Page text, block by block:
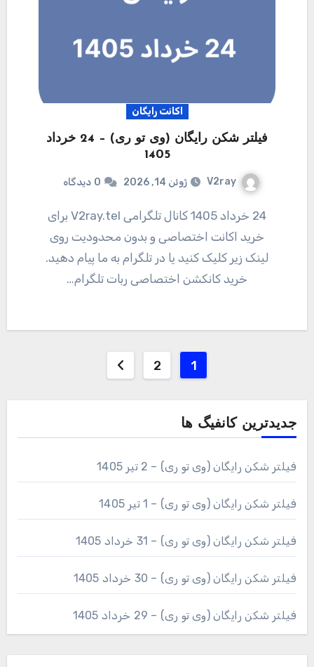
اکانت رایگان
فیلتر شکن رایگان (وی تو ری) – 24 خرداد
1405
V2ray ژوئن 14, 2026 0 دیدگاه
24 خرداد 1405 کانال تلگرامی V2ray.tel برای
خرید اکانت اختصاصی و بدون محدودیت روی
لینک زیر کلیک کنید یا در تلگرام به ما پیام دهید.
خرید کانکشن اختصاصی ربات تلگرام…
1
2
جدیدترین کانفیگ ها
فیلتر شکن رایگان (وی تو ری) – 2 تیر 1405
فیلتر شکن رایگان (وی تو ری) – 1 تیر 1405
فیلتر شکن رایگان (وی تو ری) – 31 خرداد 1405
فیلتر شکن رایگان (وی تو ری) – 30 خرداد 1405
فیلتر شکن رایگان (وی تو ری) – 29 خرداد 1405